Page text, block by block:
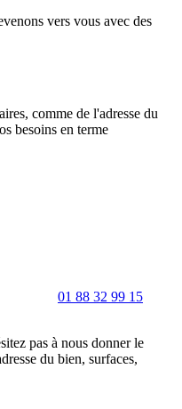
vers vous avec des
comme de l'adresse du
besoins en terme
01 88 32 99 15
pas à nous donner le
du bien, surfaces,